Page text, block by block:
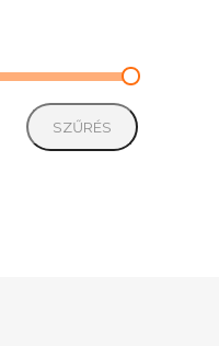
Min
Max
SZŰRÉS